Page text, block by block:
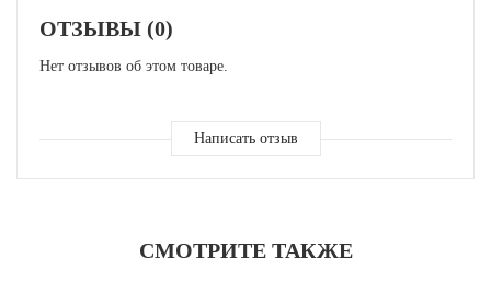
ОТЗЫВЫ (0)
Нет отзывов об этом товаре.
Написать отзыв
СМОТРИТЕ ТАКЖЕ